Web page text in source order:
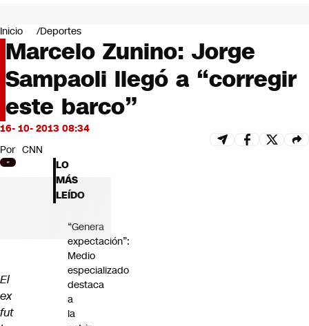
Negocios
Deportes
Programas completos
Cultura
Servicios
Bits
CNN tiempo
Futuro 360
Opinión
Inicio Deportes
Marcelo Zunino: Jorge
Sampaoli llegó a “corregir
este barco”
16- 10- 2013 08:34
Por CNN
El
ex
fut
LO
MÁS
LEÍDO
“Genera
expectación”:
Medio
especializado
destaca
a
la